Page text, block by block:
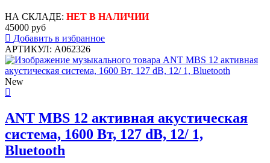
НА СКЛАДЕ: НЕТ В НАЛИЧИИ
45000 руб
Добавить в избранное
АРТИКУЛ: A062326
New
ANT MBS 12 активная акустическая
система, 1600 Вт, 127 dB, 12/ 1,
Bluetooth